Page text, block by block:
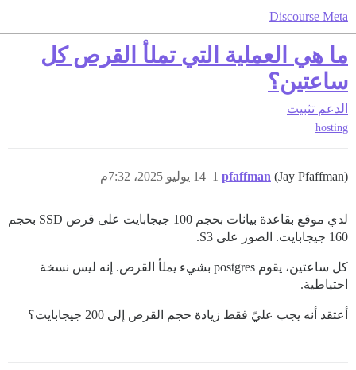
Discourse Meta
ما هي العملية التي تملأ القرص كل
ساعتين؟
الدعم تثبيت
hosting
pfaffman (Jay Pfaffman) 14 يوليو 2025، 7:32م 1
لدي موقع بقاعدة بيانات بحجم 100 جيجابايت على قرص SSD بحجم
160 جيجابايت. الصور على S3.
كل ساعتين، يقوم postgres بشيء يملأ القرص. إنه ليس نسخة
احتياطية.
أعتقد أنه يجب عليّ فقط زيادة حجم القرص إلى 200 جيجابايت؟